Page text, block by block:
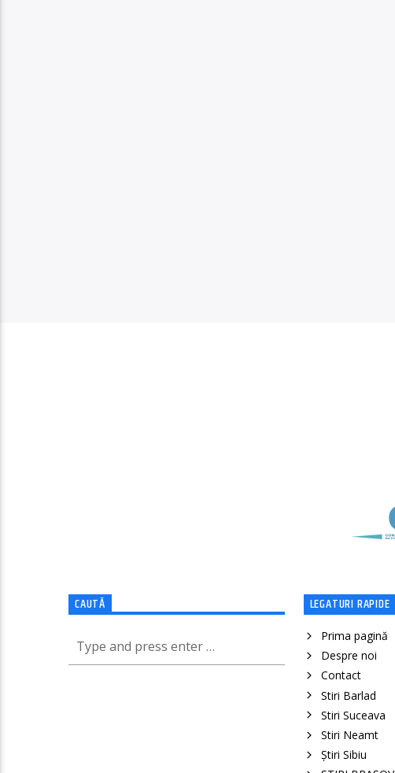
CAUTĂ LEGATURI RAPIDE
Prima pagină
Despre noi
Contact
Stiri Barlad
Stiri Suceava
Stiri Neamt
Știri Sibiu